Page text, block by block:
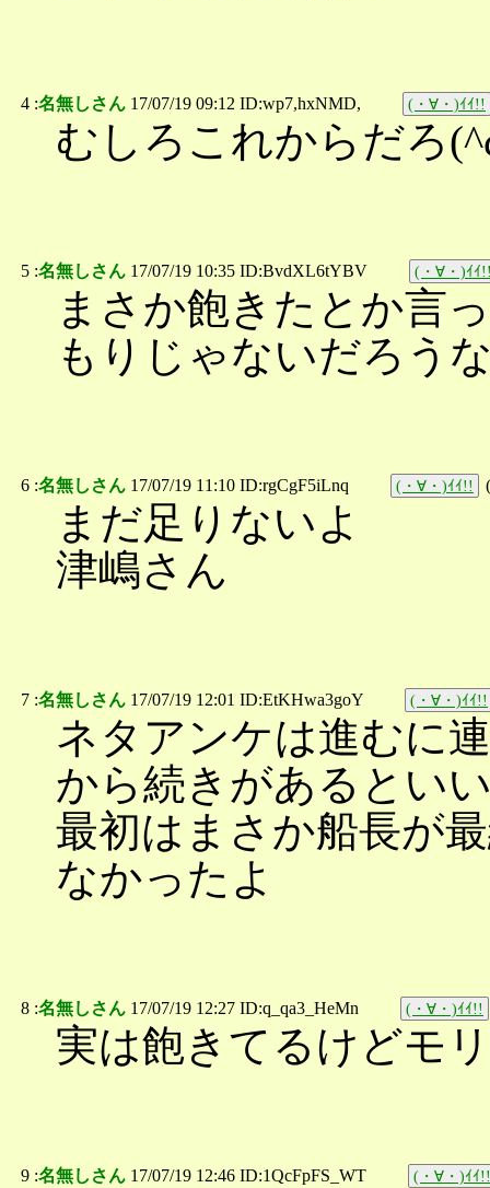
4 :名無しさん 17/07/19 09:12 ID:wp7,hxNMD, (・∀・)ｲｲ!!
むしろこれからだろ
5 :名無しさん 17/07/19 10:35 ID:BvdXL6tYBV (・∀・)ｲｲ
まさか飽きたとか言
もりじゃないだろう
6 :名無しさん 17/07/19 11:10 ID:rgCgF5iLnq (・∀・)ｲｲ!! (
まだ足りないよ
津嶋さん
7 :名無しさん 17/07/19 12:01 ID:EtKHwa3goY (・∀・)ｲｲ!!
ネタアンケは進むに
から続きがあるとい
最初はまさか船長が
なかったよ
8 :名無しさん 17/07/19 12:27 ID:q_qa3_HeMn (・∀・)ｲｲ!!
実は飽きてるけどモ
9 :名無しさん 17/07/19 12:46 ID:1QcFpFS_WT (・∀・)ｲｲ!!